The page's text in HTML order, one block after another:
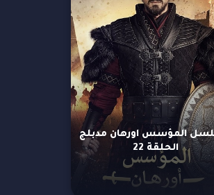
المؤسس اورهان مدبلج
الحلقة 22